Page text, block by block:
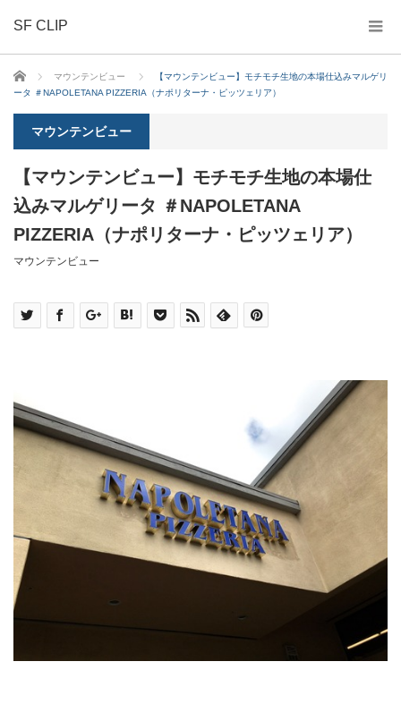
SF CLIP
ホーム マウンテンビュー
【マウンテンビュー】モチモチ生地の本場仕込みマルゲリ
ータ ＃NAPOLETANA PIZZERIA（ナポリターナ・ピッツェリア）
マウンテンビュー
【マウンテンビュー】モチモチ生地の本場仕
込みマルゲリータ ＃NAPOLETANA
PIZZERIA（ナポリターナ・ピッツェリア）
マウンテンビュー